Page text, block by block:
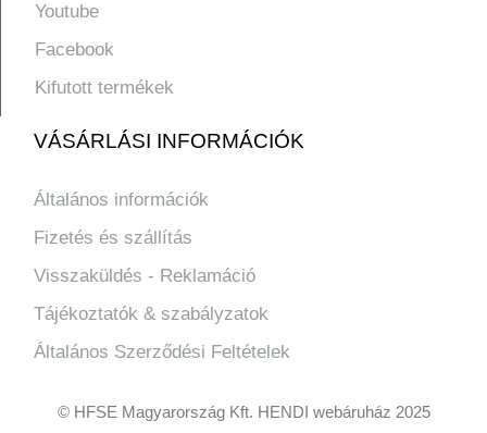
Youtube
Facebook
Kifutott termékek
VÁSÁRLÁSI INFORMÁCIÓK
Általános információk
Fizetés és szállítás
Visszaküldés - Reklamáció
Tájékoztatók & szabályzatok
Általános Szerződési Feltételek
© HFSE Magyarország Kft. HENDI webáruház 2025